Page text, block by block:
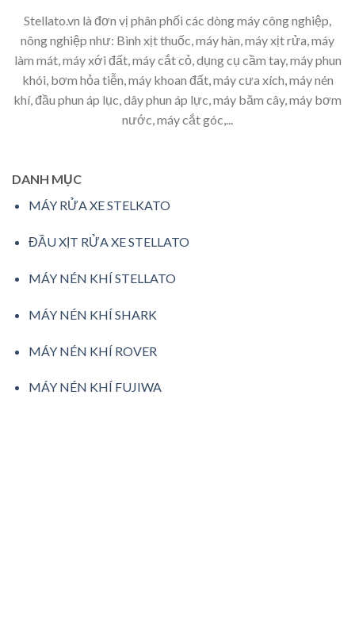
Stellato.vn là đơn vị phân phối các dòng máy công nghiệp,
nông nghiệp như: Bình xịt thuốc, máy hàn, máy xịt rửa, máy
làm mát, máy xới đất, máy cắt cỏ, dụng cụ cầm tay, máy phun
khói, bơm hỏa tiễn, máy khoan đất, máy cưa xích, máy nén
khí, đầu phun áp lục, dây phun áp lực, máy băm cây, máy bơm
nước, máy cắt góc,...
DANH MỤC
MÁY RỬA XE STELKATO
ĐẦU XỊT RỬA XE STELLATO
MÁY NÉN KHÍ STELLATO
MÁY NÉN KHÍ SHARK
MÁY NÉN KHÍ ROVER
MÁY NÉN KHÍ FUJIWA